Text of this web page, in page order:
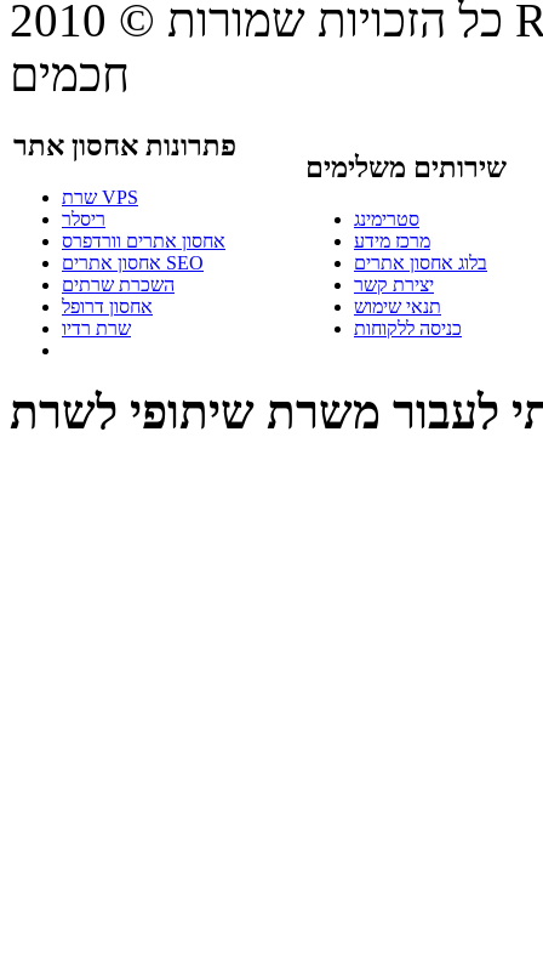
כל הזכויות שמורות ©
חכמים
פתרונות אחסון אתר
שרת VPS
ריסלר
אחסון אתרים וורדפרס
אחסון אתרים SEO
השכרת שרתים
אחסון דרופל
שרת רדיו
שירותים משלימים
סטרימינג
מרכז מידע
בלוג אחסון אתרים
יצירת קשר
תנאי שימוש
כניסה ללקוחות